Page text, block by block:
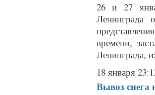
26 и 27
Ленинграда
времени,
Ленинграда,
18 января
Вывоз снега